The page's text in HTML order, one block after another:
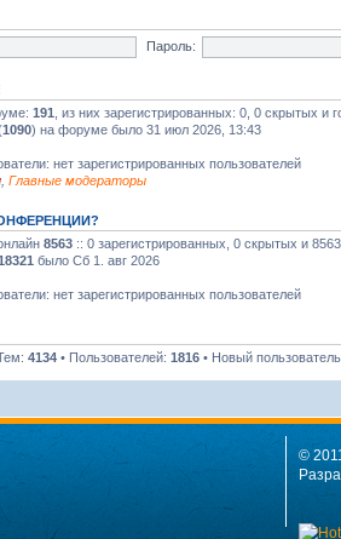
Пароль:
191 , из них зарегистрированных: 0, 0 скрытых и
1090) на форуме было 31 июл 2026, 13:43
нет зарегистрированных пользователей
Главные модераторы
8563 :: 0 зарегистрированных, 0 скрытых и
было Сб 1. авг 2026
нет зарегистрированных пользователей
4134 • Пользователей: 1816 • Новый
©